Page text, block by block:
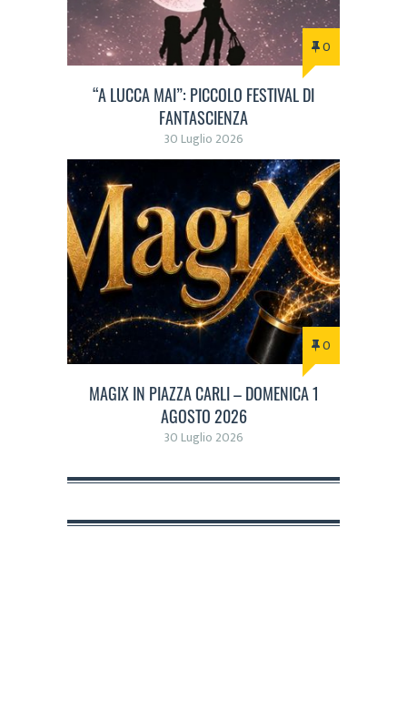
0
“A LUCCA MAI”: PICCOLO FESTIVAL DI
FANTASCIENZA
30 Luglio 2026
0
MAGIX IN PIAZZA CARLI – DOMENICA 1
AGOSTO 2026
30 Luglio 2026